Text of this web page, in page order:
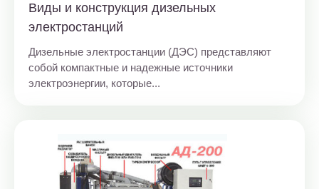
Виды и конструкция дизельных
электростанций
Дизельные электростанции (ДЭС) представляют
собой компактные и надежные источники
электроэнергии, которые...